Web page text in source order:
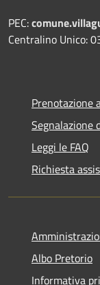
PEC:
Centralino Unico:
Prenotazione
Segnalazione
Leggi le FAQ
Richiesta
Albo Pretorio
Informativa